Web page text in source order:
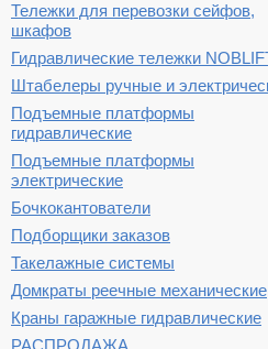
Тележки для перевозки сейфов,
шкафов
Гидравлические тележки
Штабелеры ручные и
Подъемные платформы
гидравлические
Подъемные платформы
электрические
Бочкокантователи
Подборщики заказов
Такелажные системы
Домкраты реечные механические
Краны гаражные гидравлические
РАСПРОДАЖА